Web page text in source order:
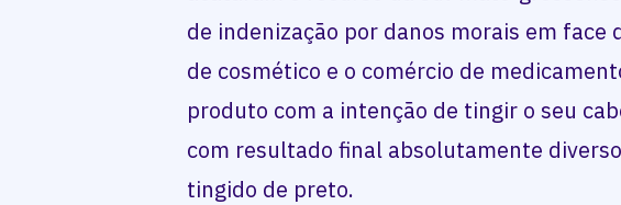
de indenização por danos morais em face
de cosmético e o comércio de
produto com a intenção de tingir o seu
com resultado final absolutamente
tingido de preto.